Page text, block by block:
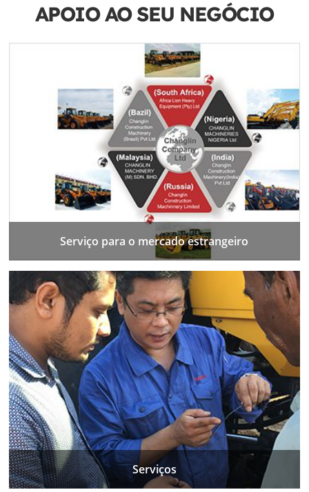
APOIO AO SEU NEGÓCIO
Serviço para o mercado estrangeiro
Serviços